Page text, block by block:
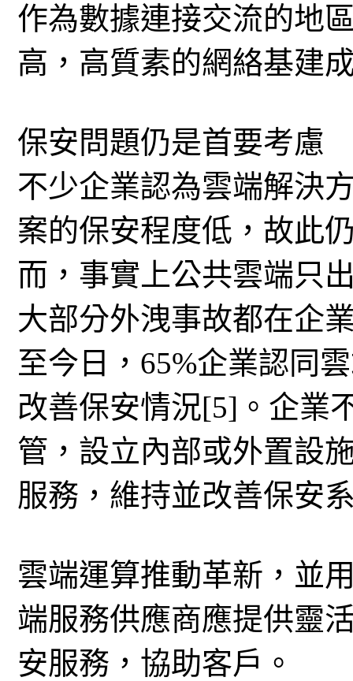
作為數據連接交流的地
高，高質素的網絡基建
保安問題仍是首要考慮
不少企業認為雲端解決
案的保安程度低，故此
而，事實上公共雲端只
大部分外洩事故都在企
至今日，65%企業認同
改善保安情況[5]。企業
管，設立內部或外置設
服務，維持並改善保安
雲端運算推動革新，並
端服務供應商應提供靈
安服務，協助客戶。